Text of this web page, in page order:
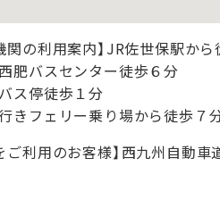
関の利用案内】JR佐世保駅か
肥バスセンター徒歩６分
ス停徒歩１分
きフェリー乗り場から徒歩７
ご利用のお客様】西九州自動